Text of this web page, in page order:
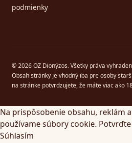
podmienky
© 2026 OZ Dionýzos. Všetky práva
Obsah stránky je vhodný iba pre osoby
na stránke potvrdzujete, že máte viac ako
Na prispôsobenie obsahu, reklám
používame súbory cookie.
Súhlasím